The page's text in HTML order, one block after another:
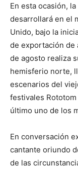
En esta ocasión,
desarrollará en el
Unido, bajo la
de exportación de
de agosto realiza
hemisferio norte,
escenarios del
festivales
último uno de los
En conversación
cantante oriundo
de las